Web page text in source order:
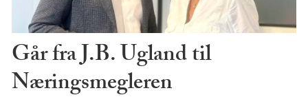
Går fra J.B. Ugland til
Næringsmegleren